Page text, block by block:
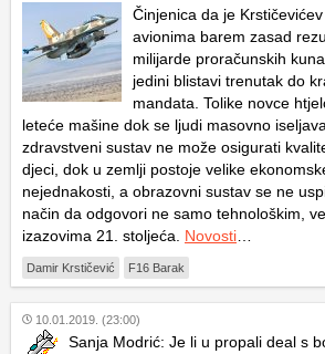
Činjenica da je
avionima barem zasad
milijarde proračunskih
jedini blistavi trenutak do
mandata. Tolike novce
leteće mašine dok se ljudi masovno
zdravstveni sustav ne može osigurati
djeci, dok u zemlji postoje velike
nejednakosti, a obrazovni sustav se ne
način da odgovori ne samo tehnološkim,
izazovima 21. stoljeća. Novosti
Damir Krstičević F16 Barak
10.01.2019. (23:00)
Sanja Modrić: Je li u propali deal s